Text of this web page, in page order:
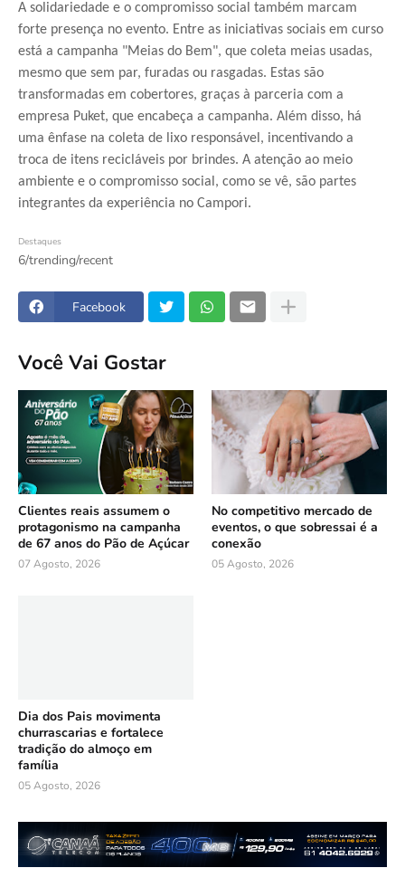
A solidariedade e o compromisso social também marcam
forte presença no evento. Entre as iniciativas sociais em curso
está a campanha "Meias do Bem", que coleta meias usadas,
mesmo que sem par, furadas ou rasgadas. Estas são
transformadas em cobertores, graças à parceria com a
empresa Puket, que encabeça a campanha. Além disso, há
uma ênfase na coleta de lixo responsável, incentivando a
troca de itens recicláveis por brindes. A atenção ao meio
ambiente e o compromisso social, como se vê, são partes
integrantes da experiência no Campori.
Destaques
6/trending/recent
Facebook
Você Vai Gostar
Clientes reais assumem o
protagonismo na campanha
de 67 anos do Pão de Açúcar
07 Agosto, 2026
No competitivo mercado de
eventos, o que sobressai é a
conexão
05 Agosto, 2026
Dia dos Pais movimenta
churrascarias e fortalece
tradição do almoço em
família
05 Agosto, 2026